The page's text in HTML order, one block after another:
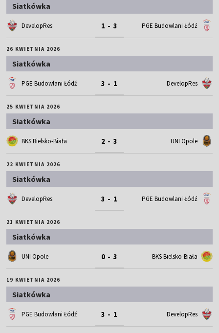
Siatkówka
DevelopRes 1 - 3 PGE Budowlani Łódź
26 KWIETNIA 2026
Siatkówka
PGE Budowlani Łódź 3 - 1 DevelopRes
25 KWIETNIA 2026
Siatkówka
BKS Bielsko-Biała 2 - 3 UNI Opole
22 KWIETNIA 2026
Siatkówka
DevelopRes 3 - 1 PGE Budowlani Łódź
21 KWIETNIA 2026
Siatkówka
UNI Opole 0 - 3 BKS Bielsko-Biała
19 KWIETNIA 2026
Siatkówka
PGE Budowlani Łódź 3 - 1 DevelopRes